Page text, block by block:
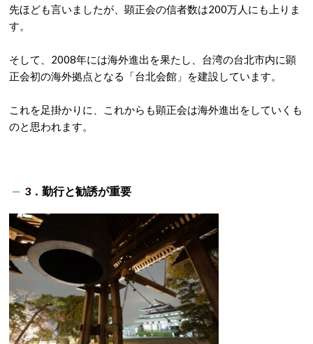
先ほども言いましたが、顕正会の信者数は200万人にも上りま
す。
そして、2008年には海外進出を果たし、台湾の台北市内に顕
正会初の海外拠点となる「台北会館」を建設しています。
これを足掛かりに、これからも顕正会は海外進出をしていくも
のと思われます。
3．勤行と勧誘が重要